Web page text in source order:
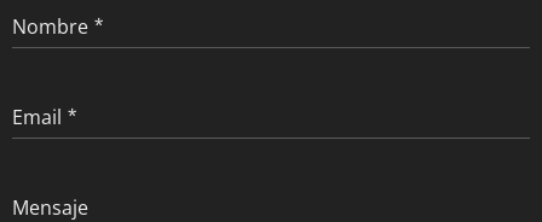
Nombre
Email
Mensaje